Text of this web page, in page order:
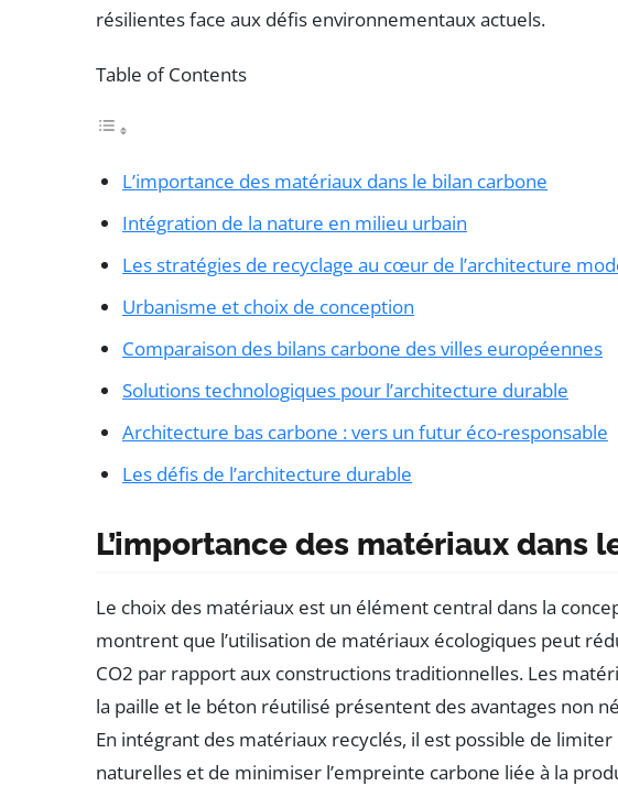
résilientes face aux défis environnementaux actuels.
Table of Contents
L’importance des matériaux dans le bilan carbone
Intégration de la nature en milieu urbain
Les stratégies de recyclage au cœur de l’architecture
Urbanisme et choix de conception
Comparaison des bilans carbone des villes européennes
Solutions technologiques pour l’architecture durable
Architecture bas carbone : vers un futur éco-responsable
Les défis de l’architecture durable
L’importance des matériaux dans
Le choix des matériaux est un élément central dans la
montrent que l’utilisation de matériaux écologiques peut
CO2 par rapport aux constructions traditionnelles. Les
la paille et le béton réutilisé présentent des avantages non
En intégrant des matériaux recyclés, il est possible de
naturelles et de minimiser l’empreinte carbone liée à la